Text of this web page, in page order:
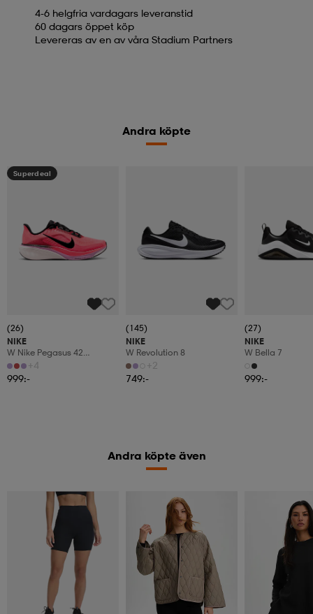
4-6 helgfria vardagars leveranstid
60 dagars öppet köp
Levereras av en av våra Stadium Partners
Andra köpte
Superdeal
(26)
NIKE
W Nike Pegasus 42
Women's Road Running
+4
999:-
(145)
NIKE
W Revolution 8
+2
749:-
(27)
NIKE
W Bella 7
999:-
Andra köpte även